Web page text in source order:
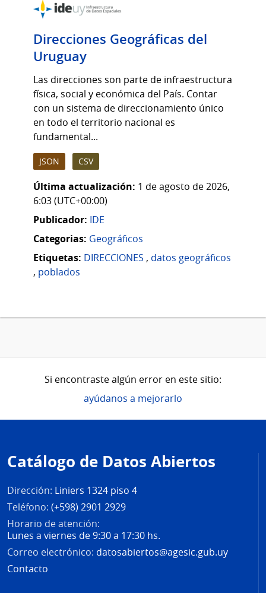
Direcciones Geográficas del
Uruguay
Las direcciones son parte de infraestructura
física, social y económica del País. Contar
con un sistema de direccionamiento único
en todo el territorio nacional es
fundamental...
JSON CSV
Última actualización: 1 de agosto de 2026,
6:03 (UTC+00:00)
Publicador: IDE
Categorias: Geográficos
Etiquetas: DIRECCIONES , datos geográficos
, poblados
Si encontraste algún error en este sitio:
ayúdanos a mejorarlo
de
página
Catálogo de Datos Abiertos
Dirección: Liniers 1324 piso 4
Teléfono: (+598) 2901 2929
Horario de atención:
Lunes a viernes de 9:30 a 17:30 hs.
Correo electrónico: datosabiertos@agesic.gub.uy
Contacto